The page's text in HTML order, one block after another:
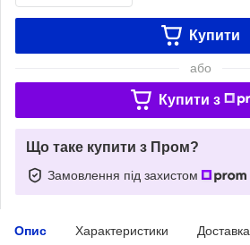
Купити
або
Купити з
Що таке купити з Пром?
Замовлення під захистом
Опис Характеристики Доставка